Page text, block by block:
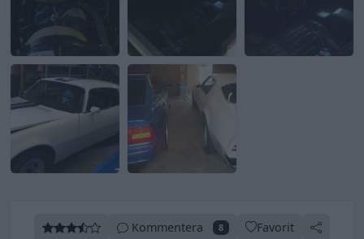
Kommentera 8 Favorit